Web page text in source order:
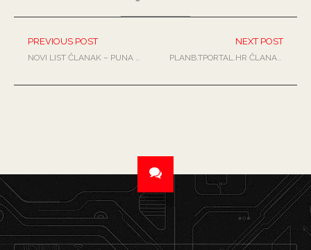
PREVIOUS POST
NOVI LIST ČLANAK – PUNA MI JE KITA SPLITA
NEXT POST
PLANB.TPORTAL.HR ČLANAK – DOMAĆI MEDIJI I ELEKTRONIČKA GLAZBA